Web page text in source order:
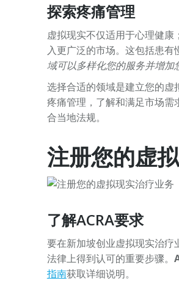
探索疼痛管理
虚拟现实不仅适用于心理健
入更广泛的市场。这包括患有
域可以多样化您的服务并增加
选择合适的领域是建立您的
疼痛管理，了解和满足市场
合当地法规。
注册您的虚
了解ACRA要求
要在新加坡创业虚拟现实治疗
法律上得到认可的重要步骤。
指南获取详细说明。